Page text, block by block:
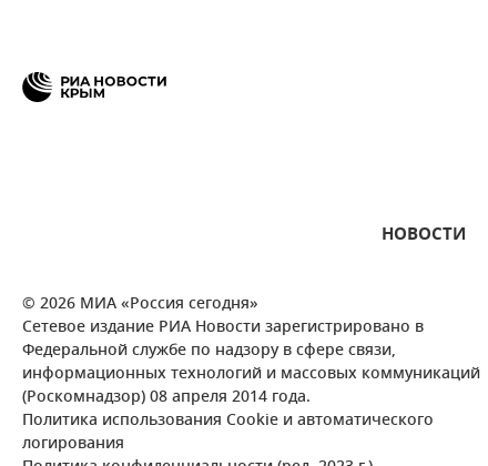
НОВОСТИ
© 2026 МИА «Россия сегодня»
Сетевое издание РИА Новости зарегистрировано в
Федеральной службе по надзору в сфере связи,
информационных технологий и массовых коммуникаций
(Роскомнадзор) 08 апреля 2014 года.
Политика использования Cookie и автоматического
логирования